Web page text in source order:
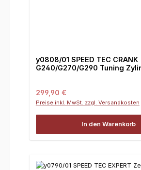
y0808/01 SPEED TEC CRANK
G240/G270/G290 Tuning
Regulärer Preis:
299,90 €
Preise inkl. MwSt. zzgl. Versandkosten
In den Warenkorb